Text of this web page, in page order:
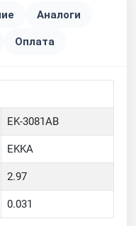
Аналоги
Оплата
EK-3081AB
EKKA
2.97
0.031